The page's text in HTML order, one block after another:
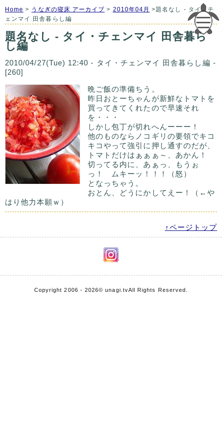
Home > うなぎの寝床 アーカイブ > 2010年04月 >題名なし - タイ・チ
ェンマイ 田舎暮らし編
題名なし - タイ・チェンマイ 田舎暮ら
し編
2010/04/27(Tue) 12:40 - タイ・チェンマイ 田舎暮らし編 -
[260]
晩ご飯の準備ちう。
昨日おとーちゃんが新鮮なトマトを
買ってきてくれたので早速それ
を・・・
しかし包丁が切れへんーーー！
他のものならノコギリの要領でキコ
キコやって強引に押し通すのだが、
トマトだけはぁぁぁ～、あかん！
切ってる内に、あぁっ、もうぉ
っ！ ムキーッ！！！（怒）
となっちゃう。
おとん、どうにかしてえー！（←や
はり他力本願ｗ）
↑ページトップ
Copyright 2006 - 2026© unagi.tvAll Rights Reserved.